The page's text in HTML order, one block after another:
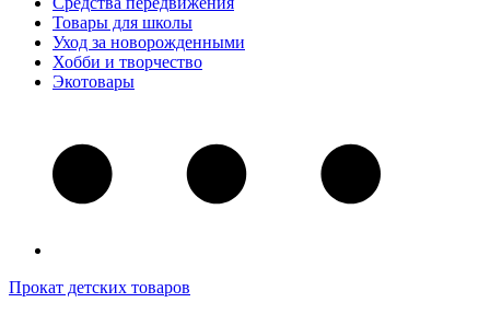
Товары для школы
Уход за новорожденными
Хобби и творчество
Экотовары
Прокат детских товаров